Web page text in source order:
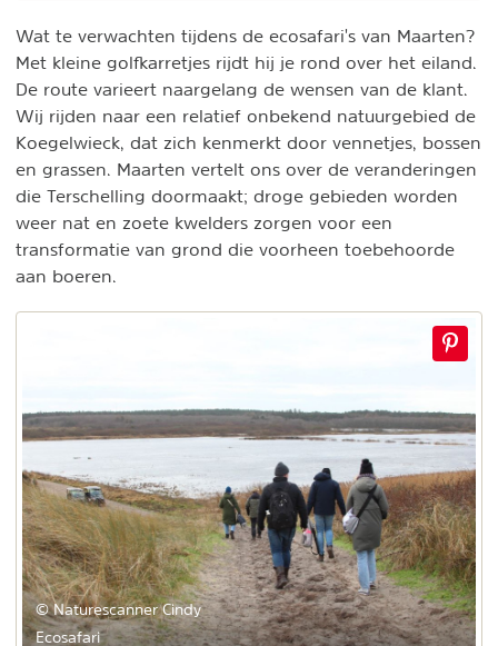
Wat te verwachten tijdens de ecosafari's van Maarten?
Met kleine golfkarretjes rijdt hij je rond over het eiland.
De route varieert naargelang de wensen van de klant.
Wij rijden naar een relatief onbekend natuurgebied de
Koegelwieck, dat zich kenmerkt door vennetjes, bossen
en grassen. Maarten vertelt ons over de veranderingen
die Terschelling doormaakt; droge gebieden worden
weer nat en zoete kwelders zorgen voor een
transformatie van grond die voorheen toebehoorde
aan boeren.
© Naturescanner Cindy
Ecosafari